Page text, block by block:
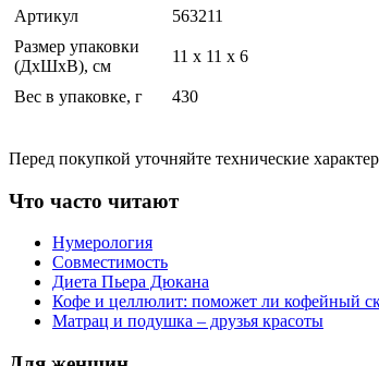
Артикул
563211
Размер упаковки
(ДхШхВ), см
11 x 11 x 6
Вес в упаковке, г 430
Перед покупкой уточняйте технические
Что часто читают
Нумерология
Совместимость
Диета Пьера Дюкана
Кофе и целлюлит: поможет ли кофейный
Матрац и подушка – друзья красоты